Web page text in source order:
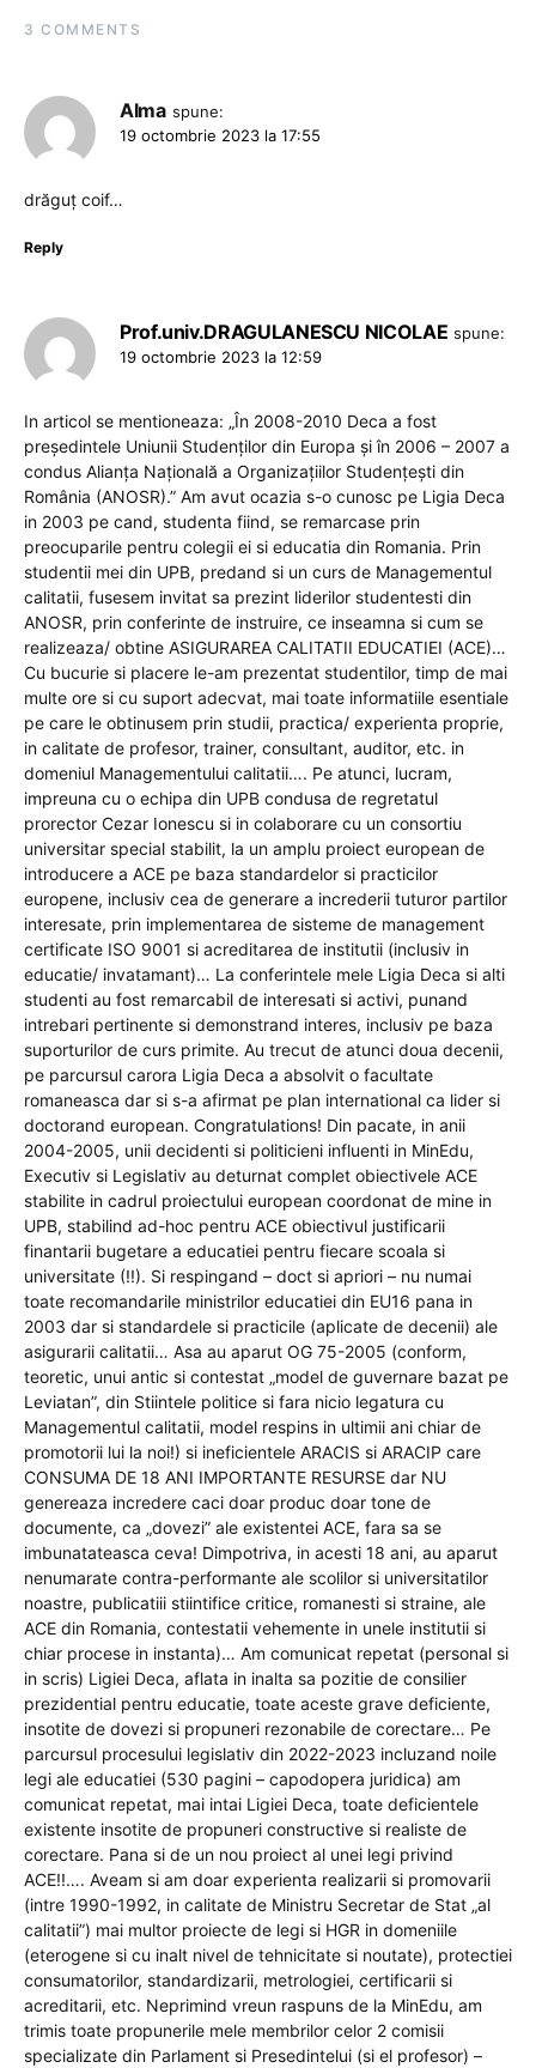
3 COMMENTS
Alma spune:
19 octombrie 2023 la 17:55
drăguț coif…
Reply
Prof.univ.DRAGULANESCU NICOLAE spune:
19 octombrie 2023 la 12:59
In articol se mentioneaza: „În 2008-2010 Deca a fost
președintele Uniunii Studenților din Europa și în 2006 – 2007 a
condus Alianța Națională a Organizațiilor Studențești din
România (ANOSR).” Am avut ocazia s-o cunosc pe Ligia Deca
in 2003 pe cand, studenta fiind, se remarcase prin
preocuparile pentru colegii ei si educatia din Romania. Prin
studentii mei din UPB, predand si un curs de Managementul
calitatii, fusesem invitat sa prezint liderilor studentesti din
ANOSR, prin conferinte de instruire, ce inseamna si cum se
realizeaza/ obtine ASIGURAREA CALITATII EDUCATIEI (ACE)…
Cu bucurie si placere le-am prezentat studentilor, timp de mai
multe ore si cu suport adecvat, mai toate informatiile esentiale
pe care le obtinusem prin studii, practica/ experienta proprie,
in calitate de profesor, trainer, consultant, auditor, etc. in
domeniul Managementului calitatii…. Pe atunci, lucram,
impreuna cu o echipa din UPB condusa de regretatul
prorector Cezar Ionescu si in colaborare cu un consortiu
universitar special stabilit, la un amplu proiect european de
introducere a ACE pe baza standardelor si practicilor
europene, inclusiv cea de generare a increderii tuturor partilor
interesate, prin implementarea de sisteme de management
certificate ISO 9001 si acreditarea de institutii (inclusiv in
educatie/ invatamant)… La conferintele mele Ligia Deca si alti
studenti au fost remarcabil de interesati si activi, punand
intrebari pertinente si demonstrand interes, inclusiv pe baza
suporturilor de curs primite. Au trecut de atunci doua decenii,
pe parcursul carora Ligia Deca a absolvit o facultate
romaneasca dar si s-a afirmat pe plan international ca lider si
doctorand european. Congratulations! Din pacate, in anii
2004-2005, unii decidenti si politicieni influenti in MinEdu,
Executiv si Legislativ au deturnat complet obiectivele ACE
stabilite in cadrul proiectului european coordonat de mine in
UPB, stabilind ad-hoc pentru ACE obiectivul justificarii
finantarii bugetare a educatiei pentru fiecare scoala si
universitate (!!). Si respingand – doct si apriori – nu numai
toate recomandarile ministrilor educatiei din EU16 pana in
2003 dar si standardele si practicile (aplicate de decenii) ale
asigurarii calitatii… Asa au aparut OG 75-2005 (conform,
teoretic, unui antic si contestat „model de guvernare bazat pe
Leviatan”, din Stiintele politice si fara nicio legatura cu
Managementul calitatii, model respins in ultimii ani chiar de
promotorii lui la noi!) si ineficientele ARACIS si ARACIP care
CONSUMA DE 18 ANI IMPORTANTE RESURSE dar NU
genereaza incredere caci doar produc doar tone de
documente, ca „dovezi” ale existentei ACE, fara sa se
imbunatateasca ceva! Dimpotriva, in acesti 18 ani, au aparut
nenumarate contra-performante ale scolilor si universitatilor
noastre, publicatiii stiintifice critice, romanesti si straine, ale
ACE din Romania, contestatii vehemente in unele institutii si
chiar procese in instanta)… Am comunicat repetat (personal si
in scris) Ligiei Deca, aflata in inalta sa pozitie de consilier
prezidential pentru educatie, toate aceste grave deficiente,
insotite de dovezi si propuneri rezonabile de corectare… Pe
parcursul procesului legislativ din 2022-2023 incluzand noile
legi ale educatiei (530 pagini – capodopera juridica) am
comunicat repetat, mai intai Ligiei Deca, toate deficientele
existente insotite de propuneri constructive si realiste de
corectare. Pana si de un nou proiect al unei legi privind
ACE!!…. Aveam si am doar experienta realizarii si promovarii
(intre 1990-1992, in calitate de Ministru Secretar de Stat „al
calitatii”) mai multor proiecte de legi si HGR in domeniile
(eterogene si cu inalt nivel de tehnicitate si noutate), protectiei
consumatorilor, standardizarii, metrologiei, certificarii si
acreditarii, etc. Neprimind vreun raspuns de la MinEdu, am
trimis toate propunerile mele membrilor celor 2 comisii
specializate din Parlament si Presedintelui (si el profesor) –